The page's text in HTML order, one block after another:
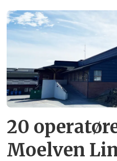
20
Moelven